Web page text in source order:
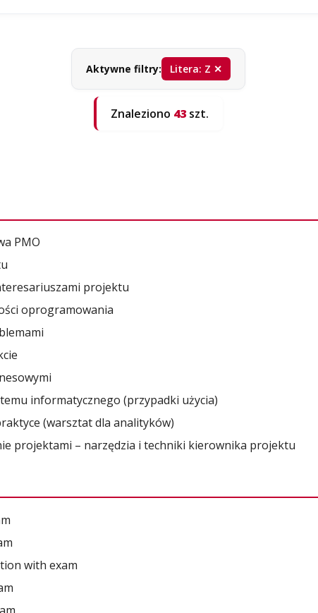
Aktywne filtry: Litera: Z ✕
Znaleziono 43szt.
PMO
projektu
oprogramowania
informatycznego (przypadki użycia)
(warsztat dla analityków)
projektami – narzędzia i techniki kierownika projektu
with exam